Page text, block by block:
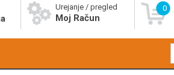
Urejanje / pregled
Moj Račun
0